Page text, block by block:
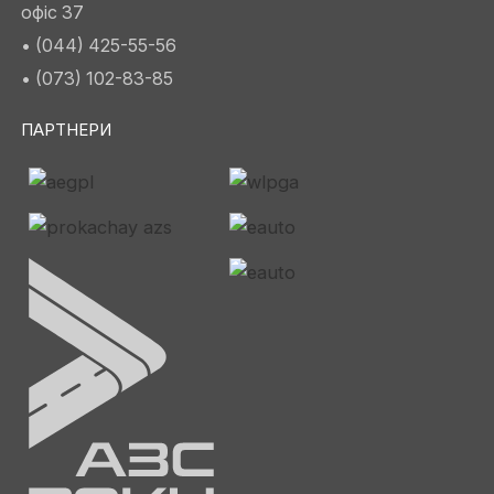
офіс 37
• (044) 425-55-56
• (073) 102-83-85
ПАРТНЕРИ